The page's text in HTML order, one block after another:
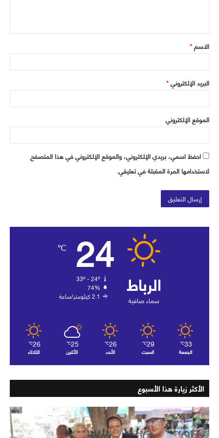
ق
*
الاسم*
البريد الإلكتروني*
الموقع الإلكتروني
احفظ اسمي، بريدي الإلكتروني، والموقع الإلكتروني في هذا المتصفح
لاستخدامها المرة المقبلة في تعليقي.
الرباط
سماء صافية
24
℃
33º - 24º
74%
2.1 كيلومتر/ساعة
33
℃
الجمعة
29
℃
السبت
26
℃
الأحد
25
℃
الأثنين
26
℃
الثلاثاء
الأكثر زيارة هذا الأسبوع